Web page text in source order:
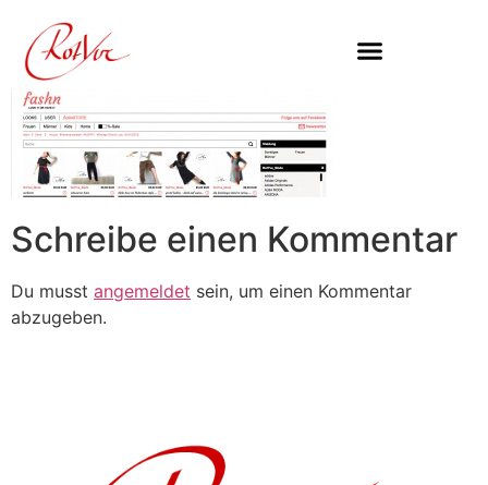
springen
Schreibe einen Kommentar
Du musst angemeldet sein, um einen Kommentar
abzugeben.